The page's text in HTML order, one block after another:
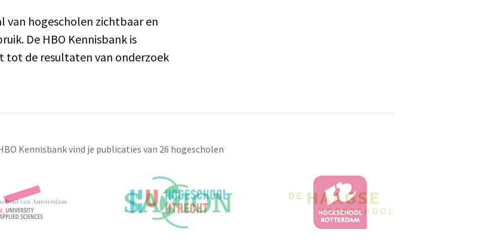
van hogescholen zichtbaar en
De HBO Kennisbank is
tot de resultaten van onderzoek
Kennisbank vind je publicaties van 26 hogescholen